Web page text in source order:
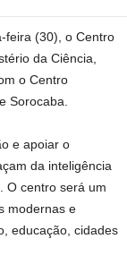
feira (30), o Centro
da Ciência,
o Centro
Sorocaba.
e apoiar o
da inteligência
O centro será um
modernas e
educação, cidades